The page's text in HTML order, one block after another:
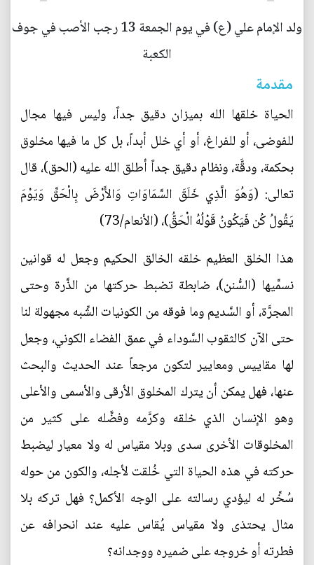
ولد الإمام علي (ع) في يوم الجمعة 13 رجب الأصب في جوف
الكعبة
مقدمة
الحياة خلقها الله بميزان دقيق جداً، وليس فيها مجال
للفوضى، أو للفراغ، أو أي خلل أبداً، بل كل ما فيها مخلوق
بحكمة، ودقَّة، ونظام دقيق جداً أطلق الله عليه (الحق)، قال
تعالى: (وَهُوَ الَّذِي خَلَقَ السَّمَاوَاتِ وَالأَرْضَ بِالْحَقِّ وَيَوْمَ
يَقُولُ كُن فَيَكُونُ قَوْلُهُ الْحَقُّ)، (الأنعام/73)
هذا الخلق العظيم خلقه الخالق الحكيم وجعل له قوانين
نسمِّيها (السُّنن)، ضابطة تضبط حركتها من الذَّرة وحتى
المجرَّة، أو السَّديم وما فوقه من الكونيات الشِّبه مجهولة لنا
حتى الآن كالثقوب السَّوداء في عمق الفضاء الكوني، وجعل
لها مقاييس ومعايير لتكون مرجعاً عند الحديث والبحث
عنها، فهل يمكن أن يترك المخلوق الأرقى والأسمى والأعلى
وهو الإنسان الذي خلقه وكرَّمه وفضَّله على كثير من
المخلوقات الأخرى سدى وبلا مقياس له ولا معيار ليضبط
حركته في هذه الحياة التي خُلقت لأجله، والكون من حوله
سُخِّر له ليؤدي رسالته على الوجه الأكمل؟ فهل تركه بلا
مثال يحتذى ولا مقياس يُقاس عليه عند انحرافه عن
فطرته أو خروجه على ضميره ووجدانه؟